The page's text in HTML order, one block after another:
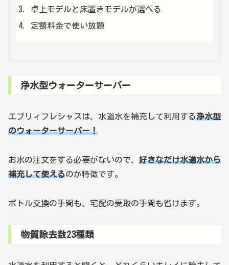
卓上モデルと床置きモデルが選べる
定額料金で使い放題
浄水型ウォーターサーバー
エブリィフレシャスは、水道水を補充して利用する浄水型
のウォーターサーバー！
お水の注文をする必要がないので、 好きなだけ水道水から
補充して使えるのが特徴です。
ボトル交換の手間も、宅配の受取の手間も省けます。
物質除去数23種類